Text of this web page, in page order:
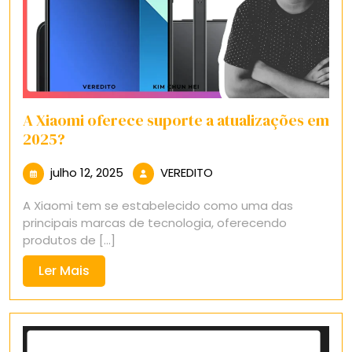
A Xiaomi oferece suporte a atualizações em
2025?
julho 12, 2025 julho
2025
VEREDITO
A Xiaomi tem se estabelecido como uma das
principais marcas de tecnologia, oferecendo
produtos de [...]
Ler Mais
Mais